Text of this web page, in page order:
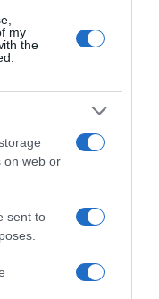
my
the
on web or
sent to